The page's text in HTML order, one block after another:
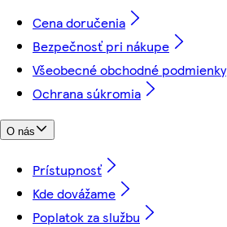
Cena doručenia
Bezpečnosť pri nákupe
Všeobecné obchodné podmienky
Ochrana súkromia
O nás
Prístupnosť
Kde dovážame
Poplatok za službu